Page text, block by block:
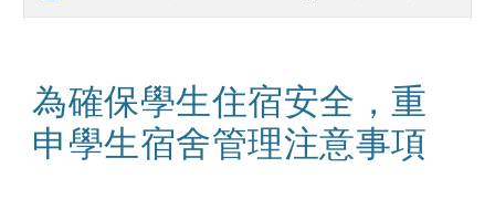
為確保學生住宿安全，重
申學生宿舍管理注意事項